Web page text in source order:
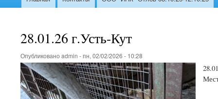
28.01.26 г.Усть-Кут
Опубликовано admin -пн, 02/02/2026 - 10:28